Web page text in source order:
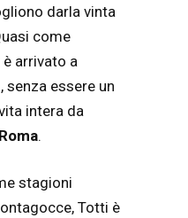
darla vinta
come
è arrivato a
senza essere un
intera da
Roma.
stagioni
Totti è